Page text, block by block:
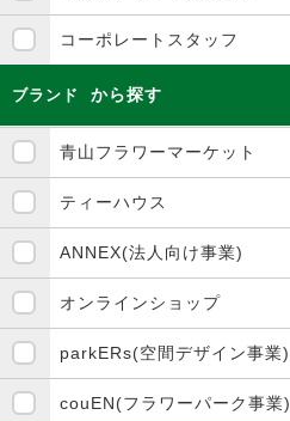
コーポレートスタッフ
ブランド から探す
青山フラワーマーケット
ティーハウス
ANNEX(法人向け事業)
オンラインショップ
parkERs(空間デザイン事業)
couEN(フラワーパーク事業)